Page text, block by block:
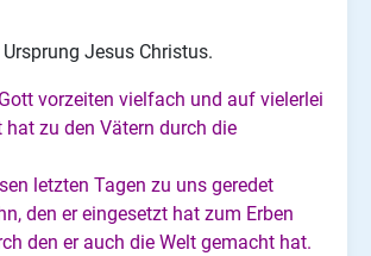
Jesus Christus.
vorzeiten vielfach und auf vielerlei
hat zu den Vätern durch die
letzten Tagen zu uns geredet
den er eingesetzt hat zum Erben
den er auch die Welt gemacht hat.